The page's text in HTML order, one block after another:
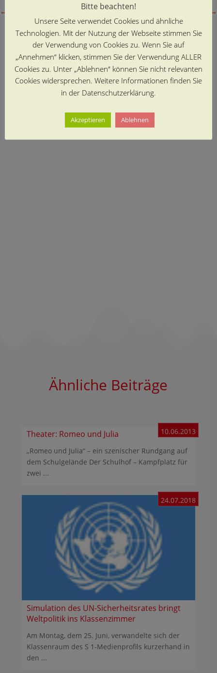
← →
Ähnliche Beiträge
Theater: Romeo und Julia 10.06.2013
„Romeo und Julia“ – ein szenischer Rundgang auf
dem Schulgelände Der Schulhof – Kampfplatz für
zwei ...
Simulation des UN-Sicherheitsrates bringt
Weltpolitik ins Klassenzimmer
24.07.2018
Am Montag, dem 25. Juni, verwandelte sich der
Klassenraum des S 1-Medienprofils kurzerhand in
den ...
Bitte beachten!
Unsere Seite verwendet Cookies und ähnliche
Technologien. Mit der Nutzung der Webseite stimmen Sie
der Verwendung von Cookies zu. Wenn Sie auf
„Annehmen“ klicken, stimmen Sie der Verwendung ALLER
Cookies zu. Unter „Ablehnen“ können Sie nicht relevanten
Cookies widersprechen. Weitere Informationen finden Sie
in der Datenschutzerklärung.
Akzeptieren Ablehnen